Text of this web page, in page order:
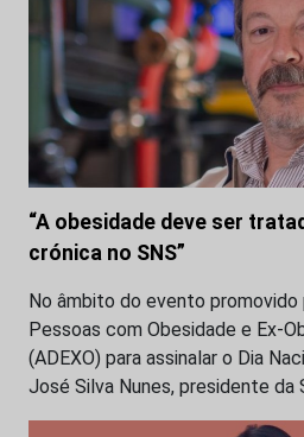
“A obesidade deve ser
crónica no SNS”
No âmbito do evento promovido
Pessoas com Obesidade e Ex-
(ADEXO) para assinalar o Dia
José Silva Nunes, presidente